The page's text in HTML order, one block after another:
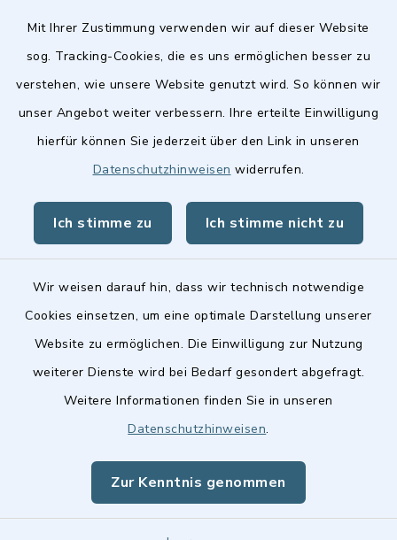
Mit Ihrer Zustimmung verwenden wir auf dieser Website
sog. Tracking-Cookies, die es uns ermöglichen besser zu
verstehen, wie unsere Website genutzt wird. So können wir
unser Angebot weiter verbessern. Ihre erteilte Einwilligung
hierfür können Sie jederzeit über den Link in unseren
Datenschutzhinweisen widerrufen.
Ich stimme zu Ich stimme nicht zu
Wir weisen darauf hin, dass wir technisch notwendige
Cookies einsetzen, um eine optimale Darstellung unserer
Website zu ermöglichen. Die Einwilligung zur Nutzung
weiterer Dienste wird bei Bedarf gesondert abgefragt.
Weitere Informationen finden Sie in unseren
Datenschutzhinweisen.
Zur Kenntnis genommen
Quicklinks
Stellenangebote
Landkreis Fürth
Barrierefreiheit
Impressum